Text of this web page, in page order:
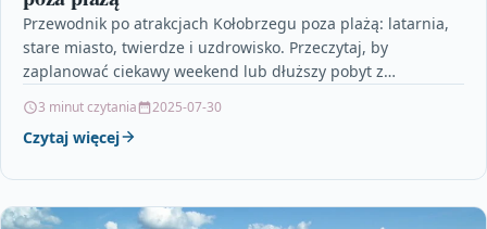
Przewodnik po atrakcjach Kołobrzegu poza plażą: latarnia,
stare miasto, twierdze i uzdrowisko. Przeczytaj, by
zaplanować ciekawy weekend lub dłuższy pobyt z
3 minut czytania 2025-07-30
Czytaj więcej